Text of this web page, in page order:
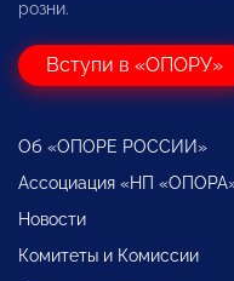
розни.
Вступи в «ОПОРУ»
Об «ОПОРЕ РОССИИ»
Ассоциация «НП
Новости
Комитеты и Комиссии